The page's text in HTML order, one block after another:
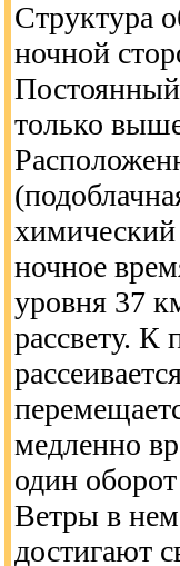
Структура
ночной
Постоянный
только
химический
ночное
уровня 37
рассвету. К
медленно
один
Ветры в
достигают